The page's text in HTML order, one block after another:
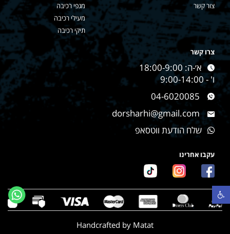
פתח סרגל נגישות
צור קשר
מגפי רכיבה
מעילי רכיבה
תיקי רכיבה
צרו קשר
א׳-ה: 18:00-9:00
ו' - 9:00-14:00
04-6020085
dorsharhi@gmail.com
שלח הודעת ווטסאפ
עקבו אחרינו
Handcrafted by Matat